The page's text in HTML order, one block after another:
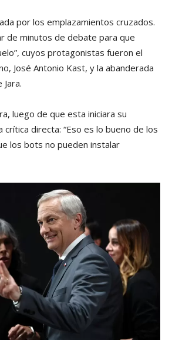
por los emplazamientos cruzados.
de minutos de debate para que
cuyos protagonistas fueron el
José Antonio Kast, y la abanderada
luego de que esta iniciara su
crítica directa: “Eso es lo bueno de los
los bots no pueden instalar